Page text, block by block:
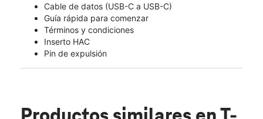
Cable de datos (USB-C a USB-C)
Guía rápida para comenzar
Términos y condiciones
Inserto HAC
Pin de expulsión